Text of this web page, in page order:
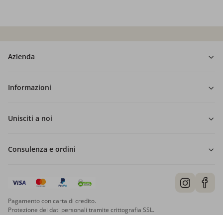
Azienda
Informazioni
Unisciti a noi
Consulenza e ordini
Pagamento con carta di credito.
Protezione dei dati personali tramite crittografia SSL.